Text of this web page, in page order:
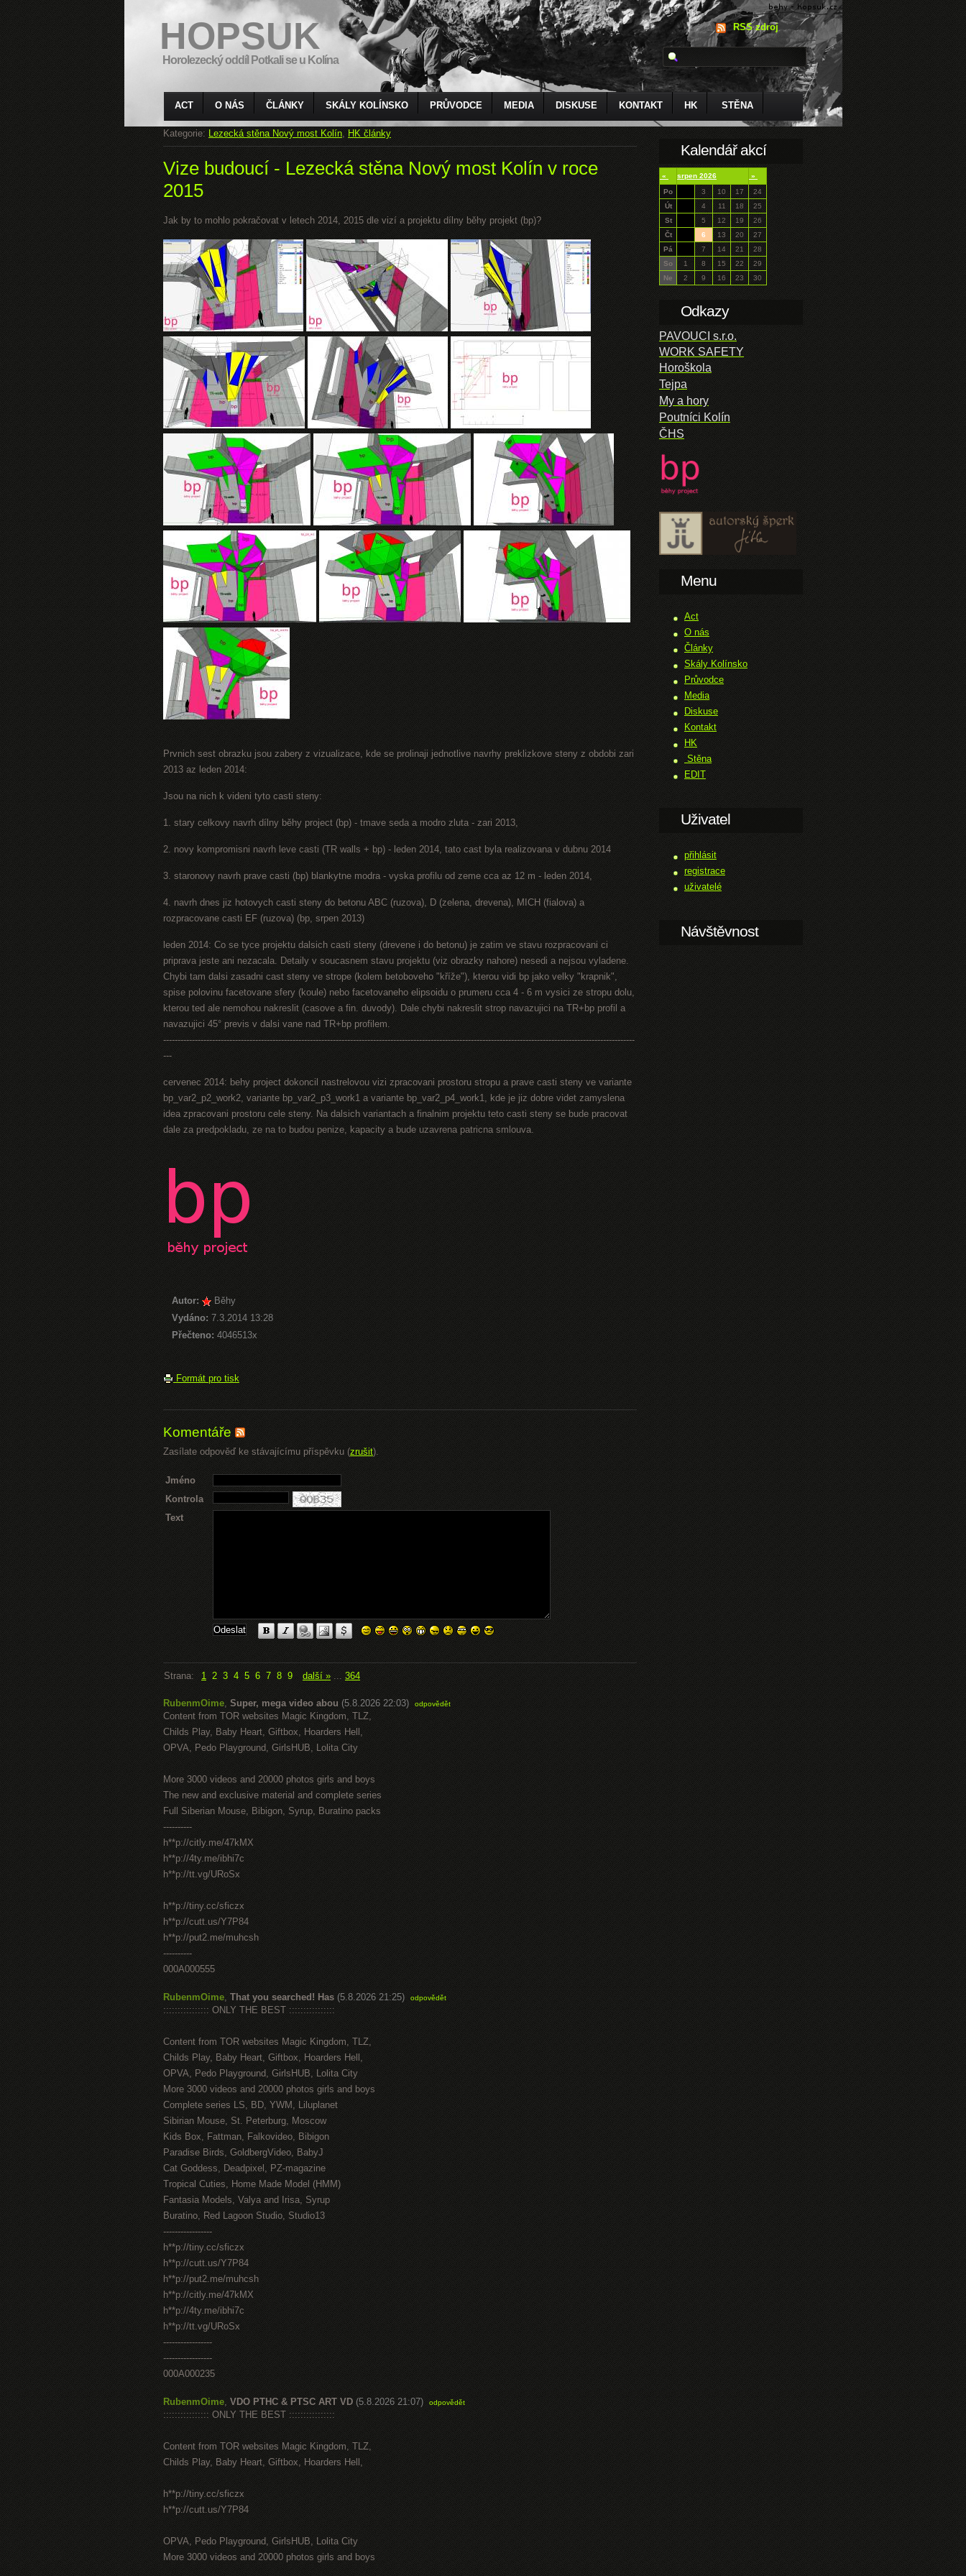
HOPSUK
Horolezecký oddíl Potkali se u Kolína
RSS zdroj
ACT O NÁS ČLÁNKY SKÁLY KOLÍNSKO PRŮVODCE MEDIA DISKUSE KONTAKT HK STĚNA
Kategorie: Lezecká stěna Nový most Kolín, HK články
Vize budoucí - Lezecká stěna Nový most Kolín v roce
2015
Jak by to mohlo pokračovat v letech 2014, 2015 dle vizí a projektu dílny běhy projekt (bp)?
Prvnich sest obrazku jsou zabery z vizualizace, kde se prolinaji jednotlive navrhy preklizkove steny z obdobi zari
2013 az leden 2014:
Jsou na nich k videni tyto casti steny:
1. stary celkovy navrh dílny běhy project (bp) - tmave seda a modro zluta - zari 2013,
2. novy kompromisni navrh leve casti (TR walls + bp) - leden 2014, tato cast byla realizovana v dubnu 2014
3. staronovy navrh prave casti (bp) blankytne modra - vyska profilu od zeme cca az 12 m - leden 2014,
4. navrh dnes jiz hotovych casti steny do betonu ABC (ruzova), D (zelena, drevena), MICH (fialova) a
rozpracovane casti EF (ruzova) (bp, srpen 2013)
leden 2014: Co se tyce projektu dalsich casti steny (drevene i do betonu) je zatim ve stavu rozpracovani ci
priprava jeste ani nezacala. Detaily v soucasnem stavu projektu (viz obrazky nahore) nesedi a nejsou vyladene.
Chybi tam dalsi zasadni cast steny ve strope (kolem betoboveho "kříže"), kterou vidi bp jako velky "krapnik",
spise polovinu facetovane sfery (koule) nebo facetovaneho elipsoidu o prumeru cca 4 - 6 m vysici ze stropu dolu,
kterou ted ale nemohou nakreslit (casove a fin. duvody). Dale chybi nakreslit strop navazujici na TR+bp profil a
navazujici 45° previs v dalsi vane nad TR+bp profilem.
--------------------------------------------------------------------------------------------------------------------------------------------------------------------
---
cervenec 2014: behy project dokoncil nastrelovou vizi zpracovani prostoru stropu a prave casti steny ve variante
bp_var2_p2_work2, variante bp_var2_p3_work1 a variante bp_var2_p4_work1, kde je jiz dobre videt zamyslena
idea zpracovani prostoru cele steny. Na dalsich variantach a finalnim projektu teto casti steny se bude pracovat
dale za predpokladu, ze na to budou penize, kapacity a bude uzavrena patricna smlouva.
Autor:
Běhy
Vydáno: 7.3.2014 13:28
Přečteno: 4046513x
Formát pro tisk
Komentáře
Zasílate odpověď ke stávajícímu příspěvku (zrušit).
Jméno
Kontrola
Text
Strana: 1 2 3 4 5 6 7 8 9 další » ... 364
RubenmOime, Super, mega video abou (5.8.2026 22:03) odpovědět
Content from TOR websites Magic Kingdom, TLZ,
Childs Play, Baby Heart, Giftbox, Hoarders Hell,
OPVA, Pedo Playground, GirlsHUB, Lolita City
More 3000 videos and 20000 photos girls and boys
The new and exclusive material and complete series
Full Siberian Mouse, Bibigon, Syrup, Buratino packs
----------
h**p://citly.me/47kMX
h**p://4ty.me/ibhi7c
h**p://tt.vg/URoSx
h**p://tiny.cc/sficzx
h**p://cutt.us/Y7P84
h**p://put2.me/muhcsh
----------
000A000555
RubenmOime, That you searched! Has (5.8.2026 21:25) odpovědět
:::::::::::::::: ONLY THE BEST ::::::::::::::::
Content from TOR websites Magic Kingdom, TLZ,
Childs Play, Baby Heart, Giftbox, Hoarders Hell,
OPVA, Pedo Playground, GirlsHUB, Lolita City
More 3000 videos and 20000 photos girls and boys
Complete series LS, BD, YWM, Liluplanet
Sibirian Mouse, St. Peterburg, Moscow
Kids Box, Fattman, Falkovideo, Bibigon
Paradise Birds, GoldbergVideo, BabyJ
Cat Goddess, Deadpixel, PZ-magazine
Tropical Cuties, Home Made Model (HMM)
Fantasia Models, Valya and Irisa, Syrup
Buratino, Red Lagoon Studio, Studio13
-----------------
h**p://tiny.cc/sficzx
h**p://cutt.us/Y7P84
h**p://put2.me/muhcsh
h**p://citly.me/47kMX
h**p://4ty.me/ibhi7c
h**p://tt.vg/URoSx
-----------------
-----------------
000A000235
RubenmOime, VDO PTHC & PTSC ART VD (5.8.2026 21:07) odpovědět
:::::::::::::::: ONLY THE BEST ::::::::::::::::
Content from TOR websites Magic Kingdom, TLZ,
Childs Play, Baby Heart, Giftbox, Hoarders Hell,
h**p://tiny.cc/sficzx
h**p://cutt.us/Y7P84
OPVA, Pedo Playground, GirlsHUB, Lolita City
More 3000 videos and 20000 photos girls and boys
Kalendář akcí
« srpen 2026
»
Po
3 10 17
24
Út
4 11 18
25
St
5 12 19
26
Čt
6 13 20
27
Pá
7 14 21
28
So
1 8 15 22
29
Ne
2 9 16 23 30
Odkazy
PAVOUCI s.r.o.
WORK SAFETY
Horoškola
Tejpa
My a hory
Poutníci Kolín
ČHS
Menu
Act
O nás
Články
Skály Kolínsko
Průvodce
Media
Diskuse
Kontakt
HK
Stěna
EDIT
Uživatel
přihlásit
registrace
uživatelé
Návštěvnost